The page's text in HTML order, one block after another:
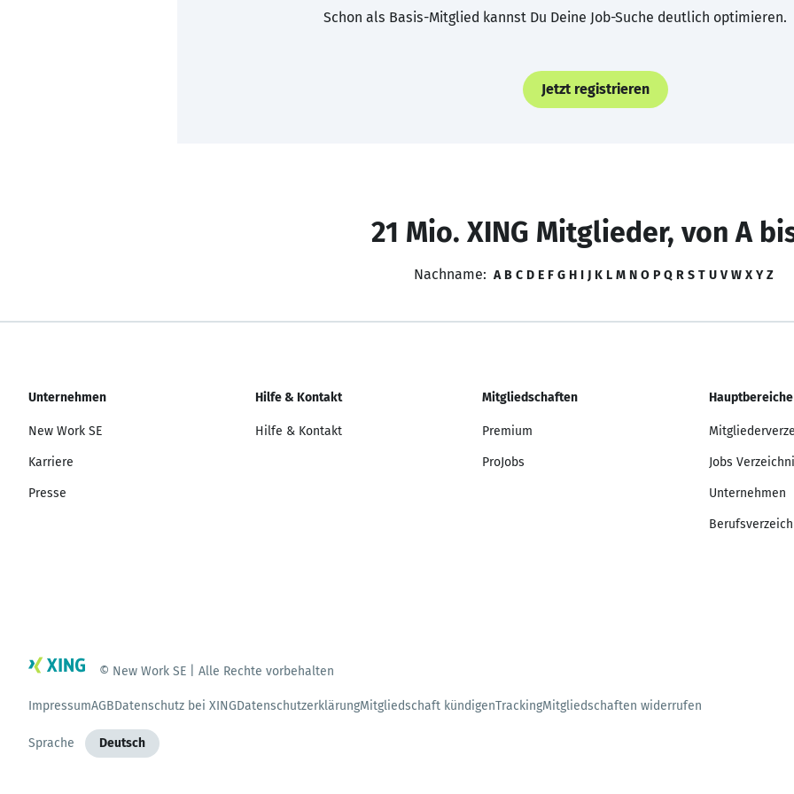
Schon als Basis-Mitglied kannst Du Deine Job-Suche deutlich optimieren.
Jetzt registrieren
21 Mio. XING Mitglieder, von A
Nachname: A B C D E F G H I J K L M N O P Q R S T U V W X Y Z
Unternehmen
New Work SE
Karriere
Presse
Hilfe & Kontakt
Hilfe & Kontakt
Mitgliedschaften
Premium
ProJobs
Hauptbereiche
Jobs
Unternehmen
© New Work SE | Alle Rechte vorbehalten
ImpressumAGBDatenschutz bei XINGDatenschutzerklärungMitgliedschaft kündigenTrackingMitgliedschaften widerrufen
Sprache Deutsch